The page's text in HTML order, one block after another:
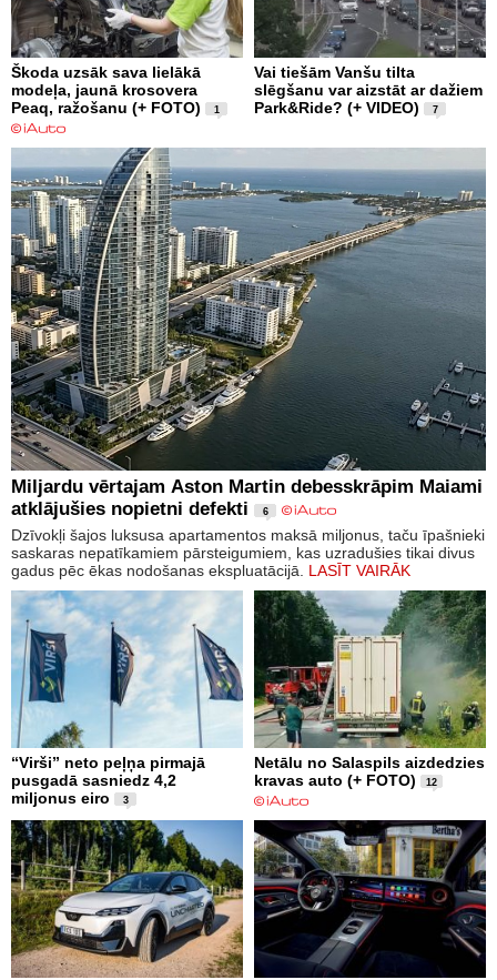
Škoda uzsāk sava lielākā
modeļa, jaunā krosovera
Peaq, ražošanu (+ FOTO)
1
Vai tiešām Vanšu tilta
slēgšanu var aizstāt ar dažiem
Park&Ride? (+ VIDEO)
7
Miljardu vērtajam Aston Martin debesskrāpim Maiami
atklājušies nopietni defekti
6
Dzīvokļi šajos luksusa apartamentos maksā miljonus, taču īpašnieki
saskaras nepatīkamiem pārsteigumiem, kas uzradušies tikai divus
gadus pēc ēkas nodošanas ekspluatācijā. LASĪT VAIRĀK
“Virši” neto peļņa pirmajā
pusgadā sasniedz 4,2
miljonus eiro
3
Netālu no Salaspils aizdedzies
kravas auto (+ FOTO)
12